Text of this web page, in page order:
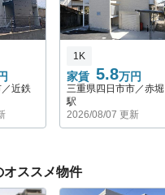
近鉄
家賃 5.8万円
1K
三重県四日市市／赤堀
駅
2026/08/07 更新
オススメ物件